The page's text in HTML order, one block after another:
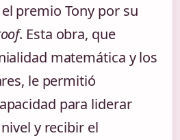
premio Tony por su
. Esta obra, que
matemática y los
le permitió
para liderar
y recibir el